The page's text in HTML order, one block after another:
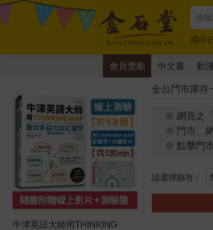
國中
唯紅
會員獎勵 中文書 動
全台門市庫存
※ 網頁之
※ 門市、
※ 點擊門
請選擇縣市：
牛津英語大師用THINKING